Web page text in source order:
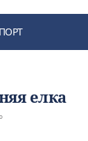
елка